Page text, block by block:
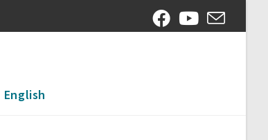
English